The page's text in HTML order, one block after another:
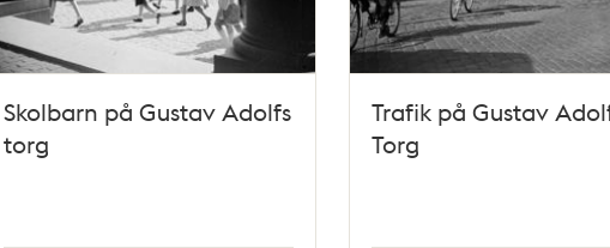
Skolbarn på Gustav Adolfs
torg
Trafik på Gustav
Torg